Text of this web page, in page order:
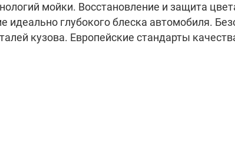
мойки. Восстановление и защита
идеально глубокого блеска автомобиля.
кузова. Европейские стандарты